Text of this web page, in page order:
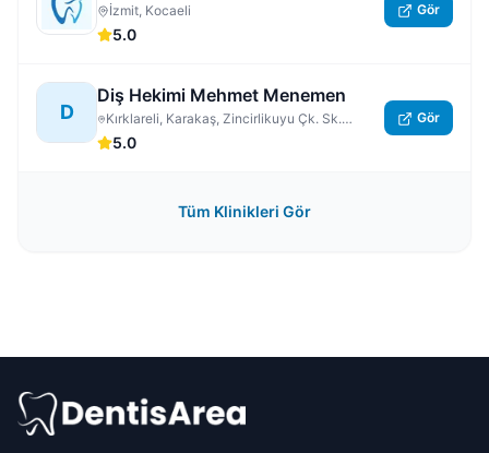
Nöbetçi Dişçi | Kocaeli 7/24 Açık
Acil Özel Diş Hastanesi
İzmit, Kocaeli
5.0
Gör
D
Diş Hekimi Mehmet Menemen
Kırklareli, Karakaş, Zincirlikuyu Çk. Sk.
No:3/5, Kırklareli Merkez
5.0
Gör
Tüm Klinikleri Gör